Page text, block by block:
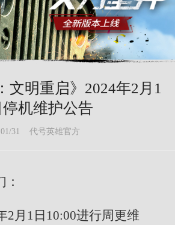
文明重启》2024年2月1
停机维护公告
01/31 代号英雄官方
2月1日10:00进行周更维